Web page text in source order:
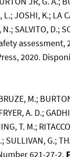
JOSHI, K.; LA
SALVITO, D.;
2020.
M.;
A. D.;
T. M.;
SULLIVAN, G.;
621-27-2.